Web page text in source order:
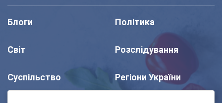
Блоги Політика
Світ Розслідування
Суспільство Регіони України